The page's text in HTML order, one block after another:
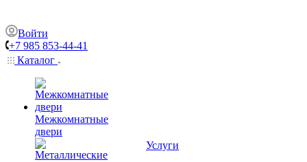
Войти
+7 985 853-44-41
Каталог
Межкомнатные
двери
Услуги